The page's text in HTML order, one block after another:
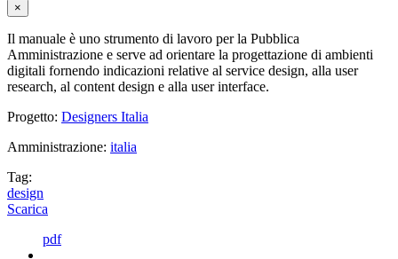
×
Il manuale è uno strumento di lavoro per la Pubblica
Amministrazione e serve ad orientare la progettazione di ambienti
digitali fornendo indicazioni relative al service design, alla user
research, al content design e alla user interface.
Progetto: Designers Italia
Amministrazione: italia
Tag:
design
Scarica
pdf